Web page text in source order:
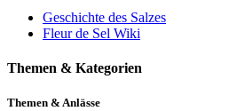
Geschichte des Salzes
Fleur de Sel Wiki
Themen & Kategorien
Themen & Anlässe